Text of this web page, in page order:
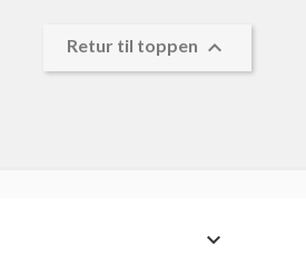
Retur til toppen 
